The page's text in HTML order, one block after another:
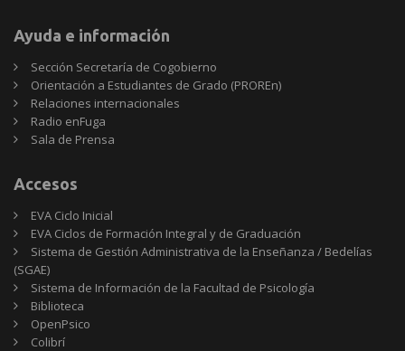
Ayuda e información
Sección Secretaría de Cogobierno
Orientación a Estudiantes de Grado (PROREn)
Relaciones internacionales
Radio enFuga
Sala de Prensa
Accesos
EVA Ciclo Inicial
EVA Ciclos de Formación Integral y de Graduación
Sistema de Gestión Administrativa de la Enseñanza / Bedelías
(SGAE)
Sistema de Información de la Facultad de Psicología
Biblioteca
OpenPsico
Colibrí